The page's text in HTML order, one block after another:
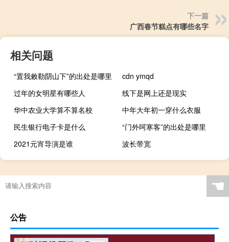
下一篇
广西春节糕点有哪些名字
相关问题
“置我敕勒阴山下”的出处是哪里
cdn ymqd
过年的女明星有哪些人
线下是网上还是现实
华中农业大学算不算名校
中年大年初一穿什么衣服
民生银行电子卡是什么
“门外呵寒客”的出处是哪里
2021元宵导演是谁
波长带宽
☚
公告